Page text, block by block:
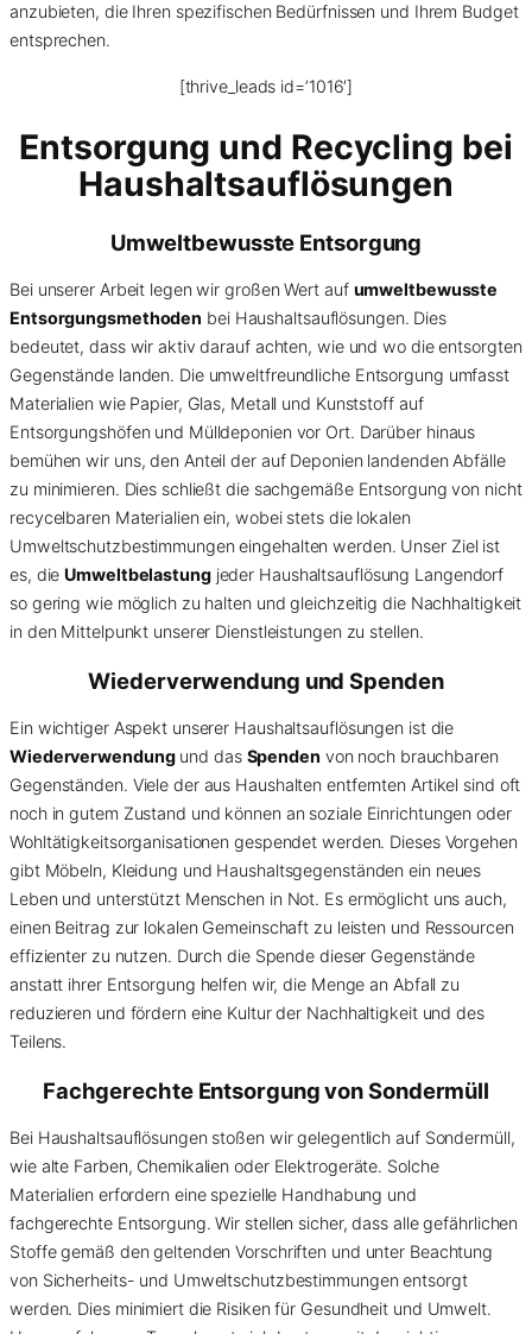
anzubieten, die Ihren spezifischen Bedürfnissen und Ihrem Budget
entsprechen.
[thrive_leads id=’1016′]
Entsorgung und Recycling bei
Haushaltsauflösungen
Umweltbewusste Entsorgung
Bei unserer Arbeit legen wir großen Wert auf umweltbewusste
Entsorgungsmethoden bei Haushaltsauflösungen. Dies
bedeutet, dass wir aktiv darauf achten, wie und wo die entsorgten
Gegenstände landen. Die umweltfreundliche Entsorgung umfasst
Materialien wie Papier, Glas, Metall und Kunststoff auf
Entsorgungshöfen und Mülldeponien vor Ort. Darüber hinaus
bemühen wir uns, den Anteil der auf Deponien landenden Abfälle
zu minimieren. Dies schließt die sachgemäße Entsorgung von nicht
recycelbaren Materialien ein, wobei stets die lokalen
Umweltschutzbestimmungen eingehalten werden. Unser Ziel ist
es, dieUmweltbelastungjeder Haushaltsauflösung Langendorf
so gering wie möglich zu halten und gleichzeitig die Nachhaltigkeit
in den Mittelpunkt unserer Dienstleistungen zu stellen.
Wiederverwendung und Spenden
Ein wichtiger Aspekt unserer Haushaltsauflösungen ist die
Wiederverwendungund das Spenden von noch brauchbaren
Gegenständen. Viele der aus Haushalten entfernten Artikel sind oft
noch in gutem Zustand und können an soziale Einrichtungen oder
Wohltätigkeitsorganisationen gespendet werden. Dieses Vorgehen
gibt Möbeln, Kleidung und Haushaltsgegenständen ein neues
Leben und unterstützt Menschen in Not. Es ermöglicht uns auch,
einen Beitrag zur lokalen Gemeinschaft zu leisten und Ressourcen
effizienter zu nutzen. Durch die Spende dieser Gegenstände
anstatt ihrer Entsorgung helfen wir, die Menge an Abfall zu
reduzieren und fördern eine Kultur der Nachhaltigkeit und des
Teilens.
Fachgerechte Entsorgung vonSondermüll
Bei Haushaltsauflösungen stoßen wir gelegentlich auf Sondermüll,
wie alte Farben, Chemikalien oder Elektrogeräte. Solche
Materialien erfordern eine spezielle Handhabung und
fachgerechte Entsorgung. Wir stellen sicher, dass alle gefährlichen
Stoffe gemäß den geltenden Vorschriften und unter Beachtung
von Sicherheits- und Umweltschutzbestimmungen entsorgt
werden. Dies minimiert die Risiken für Gesundheit und Umwelt.